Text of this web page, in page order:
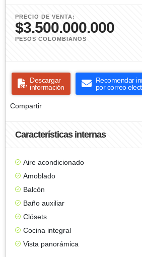
PRECIO DE VENTA:
$3.500.000.000
PESOS COLOMBIANOS
Descargar
información
Recomendar
por correo
Compartir
Características internas
Aire acondicionado
Amoblado
Balcón
Baño auxiliar
Clósets
Cocina integral
Vista panorámica